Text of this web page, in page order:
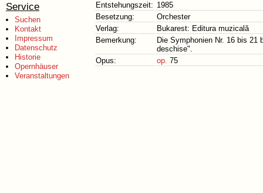
Service
Suchen
Kontakt
Impressum
Datenschutz
Historie
Opernhäuser
Veranstaltungen
Entstehungszeit: 1985
Besetzung:
Orchester
Verlag:
Bukarest: Editura muzicală
Bemerkung:
Die Symphonien Nr. 16 bis 21
deschise".
Opus:
op. 75